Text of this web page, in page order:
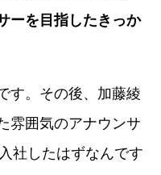
ーを目指したきっか
す。その後、加藤綾
雰囲気のアナウンサ
社したはずなんです